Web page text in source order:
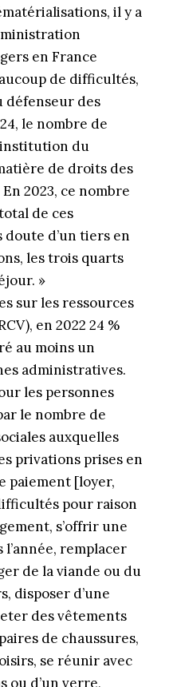
il y a
en France
de difficultés,
défenseur des
le nombre de
du
de droits des
2023, ce nombre
de ces
doute d’un tiers en
les trois quarts
»
sur les ressources
en 2022 24 %
au moins un
administratives.
les personnes
le nombre de
auxquelles
privations prises en
paiement [loyer,
pour raison
s’offrir une
l’année, remplacer
de la viande ou du
disposer d’une
des vêtements
de chaussures,
se réunir avec
ou d’un verre,